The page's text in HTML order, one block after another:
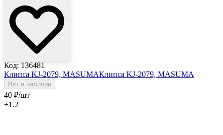
Код: 136481
Клипса KJ-2079, MASUMAКлипса KJ-2079, MASUMA
Нет в наличии
40 ₽/шт
+1.2